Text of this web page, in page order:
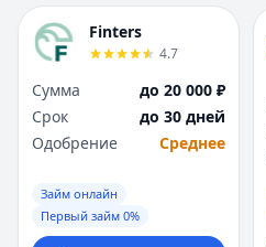
Finters
4.7
Сумма
до 20 000 ₽
Срок
до 30 дней
Одобрение
Среднее
Займ онлайн
Первый займ 0%